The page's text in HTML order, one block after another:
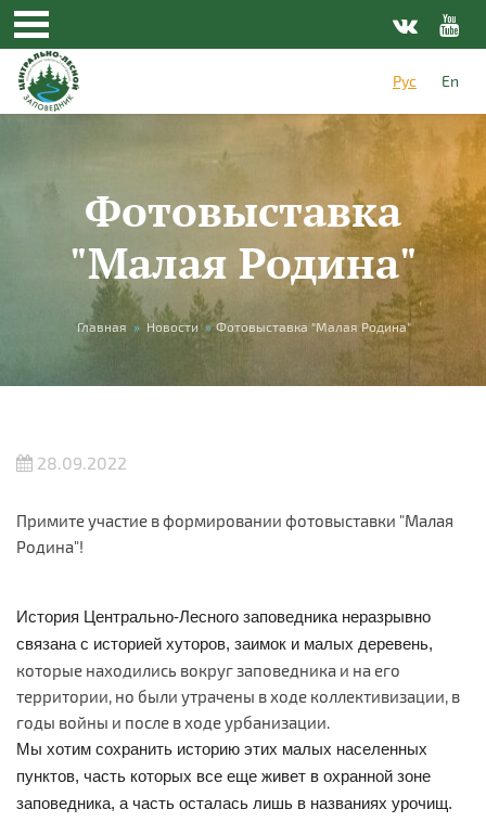
Перейти к основному содержанию
Рус
En
Фотовыставка
"Малая Родина"
Вы здесь
Главная » Новости » Фотовыставка "Малая Родина"
28.09.2022
Примите участие в формировании фотовыставки "Малая
Родина"!
История Центрально-Лесного заповедника неразрывно
связана с историей хуторов, заимок и малых деревень,
которые находились вокруг заповедника и на его
территории, но были утрачены в ходе коллективизации, в
годы войны и после в ходе урбанизации.
Мы хотим сохранить историю этих малых населенных
пунктов, часть которых все еще живет в охранной зоне
заповедника, а часть осталась лишь в названиях урочищ.